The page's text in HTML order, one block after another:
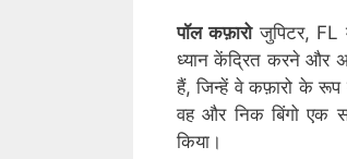
पॉल कफ़ारोजुपिटर, FL
ध्यान केंद्रित करने और
हैं, जिन्हें वे कफ़ारो के रूप
वह और निक बिंगो एक
किया।